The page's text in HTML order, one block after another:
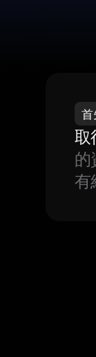
首
取
的
有